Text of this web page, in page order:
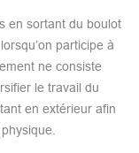
en sortant du boulot
participe à
ne consiste
le travail du
en extérieur afin